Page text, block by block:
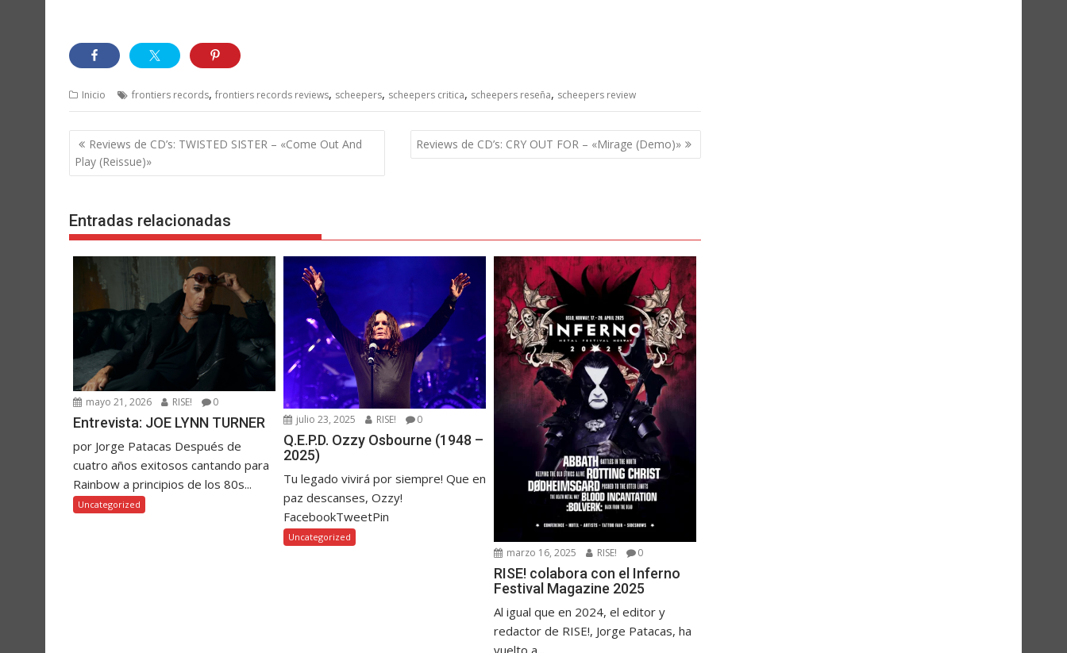
Inicio frontiers records, frontiers records reviews, scheepers, scheepers critica, scheepers reseña, scheepers review
Navegación
de
entradas
Reviews de CD’s: TWISTED SISTER – «Come Out And
Play (Reissue)»
Reviews de CD’s: CRY OUT FOR – «Mirage (Demo)»
Entradas relacionadas
mayo 21, 2026 RISE! 0
Entrevista: JOE LYNN TURNER
por Jorge Patacas Después de
cuatro años exitosos cantando para
Rainbow a principios de los 80s...
Uncategorized
julio 23, 2025 RISE! 0
Q.E.P.D. Ozzy Osbourne (1948 –
2025)
Tu legado vivirá por siempre! Que en
paz descanses, Ozzy!
FacebookTweetPin
Uncategorized
marzo 16, 2025 RISE! 0
RISE! colabora con el Inferno
Festival Magazine 2025
Al igual que en 2024, el editor y
redactor de RISE!, Jorge Patacas, ha